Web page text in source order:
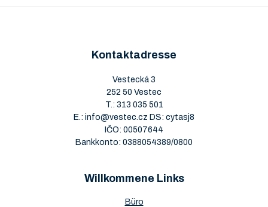
Kontaktadresse
Vestecká 3
252 50 Vestec
T.: 313 035 501
E.: info@vestec.cz DS: cytasj8
IČO: 00507644
Bankkonto: 0388054389/0800
Willkommene Links
Büro